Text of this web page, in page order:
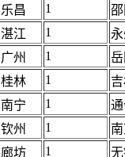
乐昌 1
湛江 1
广州 1
桂林 1
南宁 1
钦州 1
廊坊 1